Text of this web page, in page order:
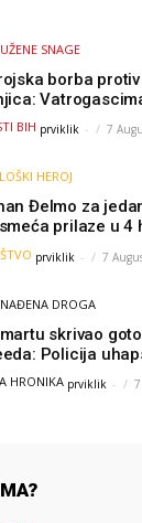
SNAGE
borba
helikopteri i
snage
BIH prviklik - 7
HEROJ
Đelmo za
prilaze u 4
“Danas nisam
sam sliku o
prviklik - 7
DROGA
skrivao
Policija
HRONIKA prviklik -